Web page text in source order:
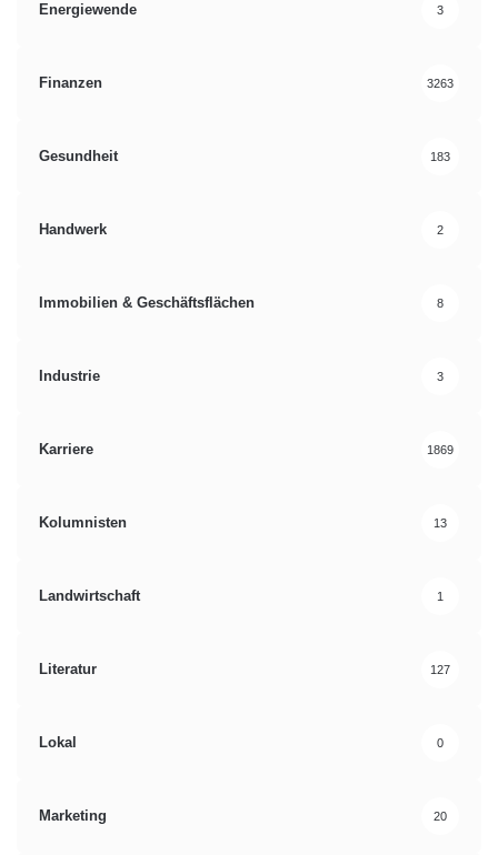
Energiewende 3
Finanzen 3263
Gesundheit 183
Handwerk 2
Immobilien & Geschäftsflächen 8
Industrie 3
Karriere 1869
Kolumnisten 13
Landwirtschaft 1
Literatur 127
Lokal 0
Marketing 20